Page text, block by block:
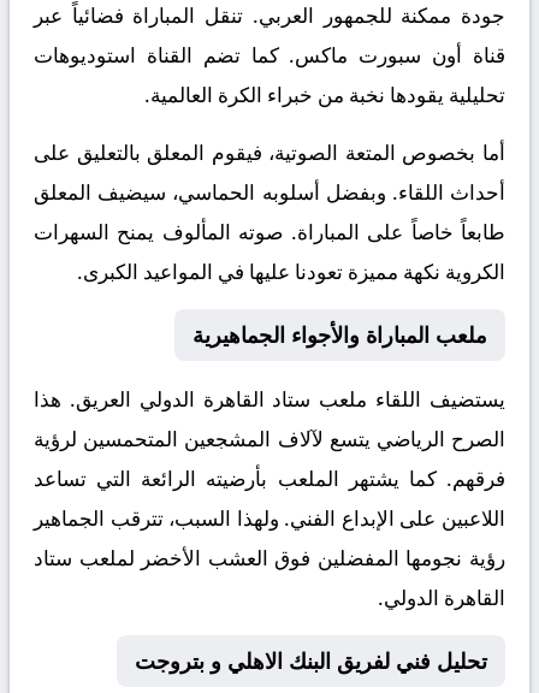
جودة ممكنة للجمهور العربي. تنقل المباراة فضائياً عبر
قناة أون سبورت ماكس. كما تضم القناة استوديوهات
تحليلية يقودها نخبة من خبراء الكرة العالمية.
أما بخصوص المتعة الصوتية، فيقوم المعلق بالتعليق على
أحداث اللقاء. وبفضل أسلوبه الحماسي، سيضيف المعلق
طابعاً خاصاً على المباراة. صوته المألوف يمنح السهرات
الكروية نكهة مميزة تعودنا عليها في المواعيد الكبرى.
ملعب المباراة والأجواء الجماهيرية
يستضيف اللقاء ملعب ستاد القاهرة الدولي العريق. هذا
الصرح الرياضي يتسع لآلاف المشجعين المتحمسين لرؤية
فرقهم. كما يشتهر الملعب بأرضيته الرائعة التي تساعد
اللاعبين على الإبداع الفني. ولهذا السبب، تترقب الجماهير
رؤية نجومها المفضلين فوق العشب الأخضر لملعب ستاد
القاهرة الدولي.
تحليل فني لفريق البنك الاهلي و بتروجت